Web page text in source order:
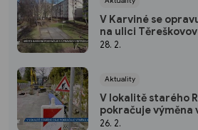
V Karviné se
na ulici
nový mobiliář
28. 2.
Aktuality
V lokalitě starého
pokračuje výměna
dopravních omezení
26. 2.